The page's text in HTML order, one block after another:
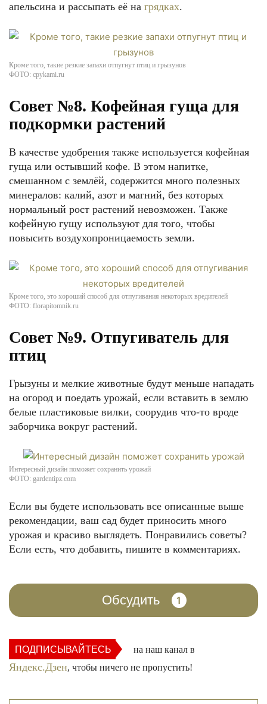
апельсина и рассыпать её на грядках.
Кроме того, такие резкие запахи отпугнут птиц и грызунов
ФОТО: cpykami.ru
Совет №8. Кофейная гуща для
подкормки растений
В качестве удобрения также используется кофейная
гуща или остывший кофе. В этом напитке,
смешанном с землёй, содержится много полезных
минералов: калий, азот и магний, без которых
нормальный рост растений невозможен. Также
кофейную гущу используют для того, чтобы
повысить воздухопроницаемость земли.
Кроме того, это хороший способ для отпугивания некоторых вредителей
ФОТО: florapitomnik.ru
Совет №9. Отпугиватель для
птиц
Грызуны и мелкие животные будут меньше нападать
на огород и поедать урожай, если вставить в землю
белые пластиковые вилки, соорудив что-то вроде
заборчика вокруг растений.
Интересный дизайн поможет сохранить урожай
ФОТО: gardentipz.com
Если вы будете использовать все описанные выше
рекомендации, ваш сад будет приносить много
урожая и красиво выглядеть. Понравились советы?
Если есть, что добавить, пишите в комментариях.
Обсудить 1
ПОДПИСЫВАЙТЕСЬ на наш канал в
Яндекс.Дзен, чтобы ничего не пропустить!